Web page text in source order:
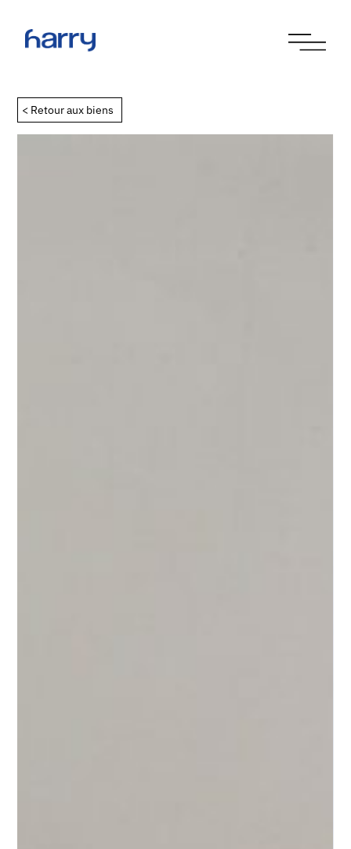
< Retour aux biens